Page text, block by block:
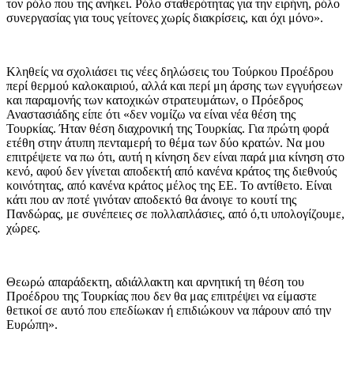
τον ρόλο που της ανήκει. Ρόλο σταθερότητας για την ειρήνη, ρόλο
συνεργασίας για τους γείτονες χωρίς διακρίσεις, και όχι μόνο».
Κληθείς να σχολιάσει τις νέες δηλώσεις του Τούρκου Προέδρου
περί θερμού καλοκαιριού, αλλά και περί μη άρσης των εγγυήσεων
και παραμονής των κατοχικών στρατευμάτων, ο Πρόεδρος
Αναστασιάδης είπε ότι «δεν νομίζω να είναι νέα θέση της
Τουρκίας. Ήταν θέση διαχρονική της Τουρκίας. Για πρώτη φορά
ετέθη στην άτυπη πενταμερή το θέμα των δύο κρατών. Να μου
επιτρέψετε να πω ότι, αυτή η κίνηση δεν είναι παρά μια κίνηση στο
κενό, αφού δεν γίνεται αποδεκτή από κανένα κράτος της διεθνούς
κοινότητας, από κανένα κράτος μέλος της ΕΕ. Το αντίθετο. Είναι
κάτι που αν ποτέ γινόταν αποδεκτό θα άνοιγε το κουτί της
Πανδώρας, με συνέπειες σε πολλαπλάσιες, από ό,τι υπολογίζουμε,
χώρες.
Θεωρώ απαράδεκτη, αδιάλλακτη και αρνητική τη θέση του
Προέδρου της Τουρκίας που δεν θα μας επιτρέψει να είμαστε
θετικοί σε αυτό που επεδίωκαν ή επιδιώκουν να πάρουν από την
Ευρώπη».